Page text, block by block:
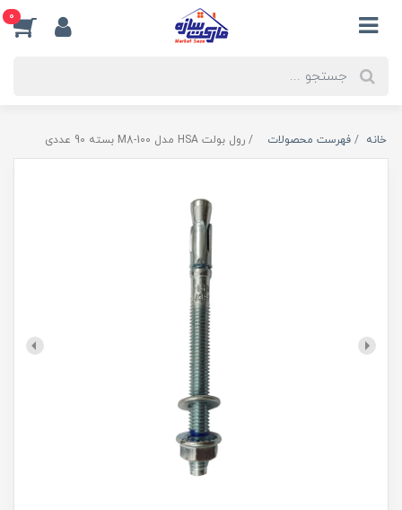
0
خانه فهرست محصولات رول بولت HSA مدل 100-M8 بسته 90 عددی